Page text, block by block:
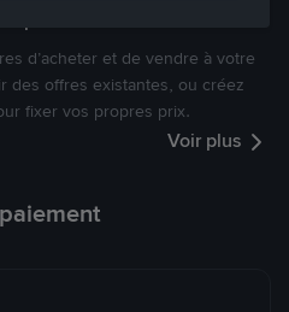
pour vous
d’acheter et de vendre à votre
des offres existantes, ou créez
fixer vos propres prix.
Voir plus